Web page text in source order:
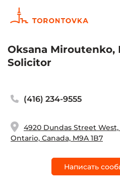
Oksana Miroutenko,
Solicitor
(416) 234-9555
4920 Dundas Street
Ontario, Canada, M9A 1B7
Написать